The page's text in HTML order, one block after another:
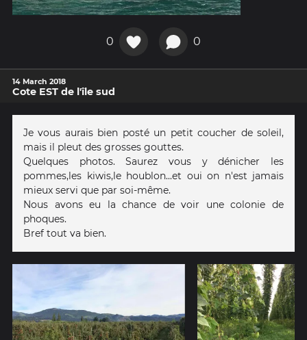
0 0
14 March 2018
Cote EST de l'île sud
Je vous aurais bien posté un petit coucher de soleil,
mais il pleut des grosses gouttes.
Quelques photos. Saurez vous y dénicher les
pommes,les kiwis,le houblon...et oui on n'est jamais
mieux servi que par soi-même.
Nous avons eu la chance de voir une colonie de
phoques.
Bref tout va bien.